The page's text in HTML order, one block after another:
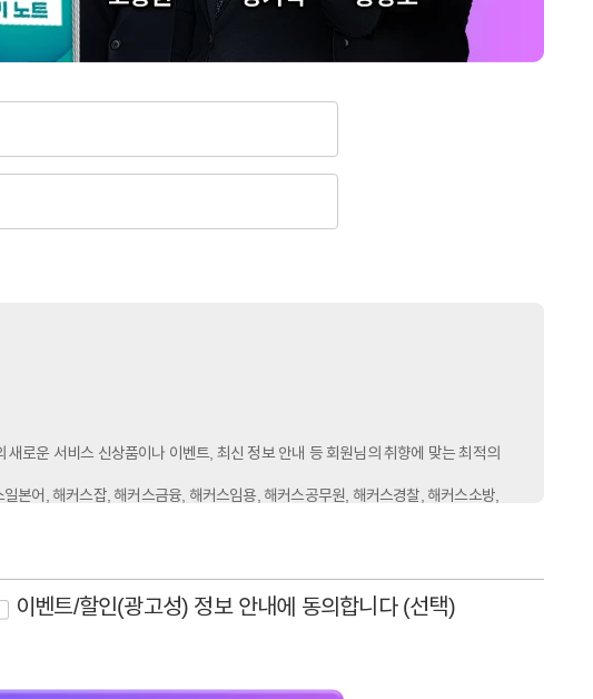
로운 서비스 신상품이나 이벤트, 최신 정보 안내 등 회원님의 취향에 맞는 최적의
본어, 해커스잡, 해커스금융, 해커스임용, 해커스공무원, 해커스경찰, 해커스소방,
일로부터 2년 이내 회원 탈퇴한 경우에는 참여일로부터 2년 동안 보관 후 파기합
이벤트/할인(광고성) 정보 안내에 동의합니다 (선택)